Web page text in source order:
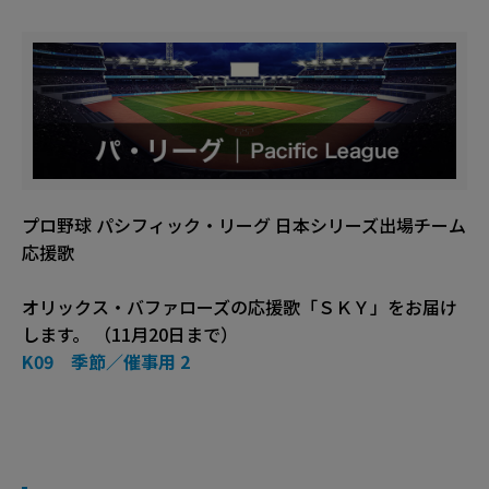
プロ野球 パシフィック・リーグ 日本シリーズ出場チーム
応援歌
オリックス・バファローズの応援歌「ＳＫＹ」をお届け
します。 （11月20日まで）
K09 季節／催事用 2